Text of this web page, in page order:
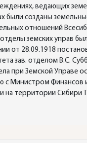
ведающих
были созданы
отношений
земских управ
от 28.09.1918
зав. отделом В.С.
при Земской Управе
с Министром Финансов
на территории